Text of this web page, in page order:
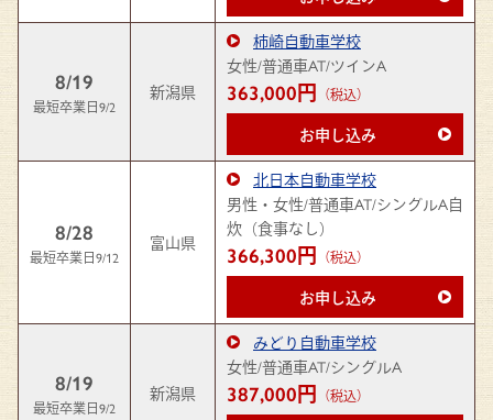
8/19
最短卒業日9/2
新潟県
柿崎自動車学校
女性/普通車AT/ツインA
363,000円 （税込）
お申し込み
8/28
最短卒業日9/12
富山県
北日本自動車学校
男性・女性/普通車AT/シングルA自
炊（食事なし）
366,300円 （税込）
お申し込み
8/19
最短卒業日9/2
新潟県
みどり自動車学校
女性/普通車AT/シングルA
387,000円 （税込）